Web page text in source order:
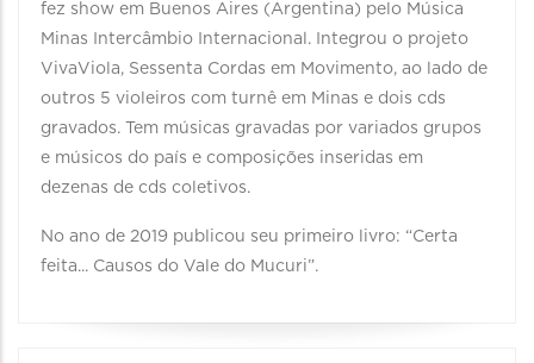
fez show em Buenos Aires (Argentina) pelo Música
Minas Intercâmbio Internacional. Integrou o projeto
VivaViola, Sessenta Cordas em Movimento, ao lado de
outros 5 violeiros com turnê em Minas e dois cds
gravados. Tem músicas gravadas por variados grupos
e músicos do país e composições inseridas em
dezenas de cds coletivos.
No ano de 2019 publicou seu primeiro livro: “Certa
feita... Causos do Vale do Mucuri”.